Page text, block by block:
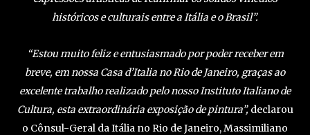
históricos e culturais entre a Itália e o Brasil”.
“Estou muito feliz e entusiasmado por poder receber em
breve, em nossa Casa d’Italia no Rio de Janeiro, graças ao
excelente trabalho realizado pelo nosso Instituto Italiano de
Cultura, esta extraordinária exposição de pintura”, declarou
o Cônsul-Geral da Itália no Rio de Janeiro, Massimiliano